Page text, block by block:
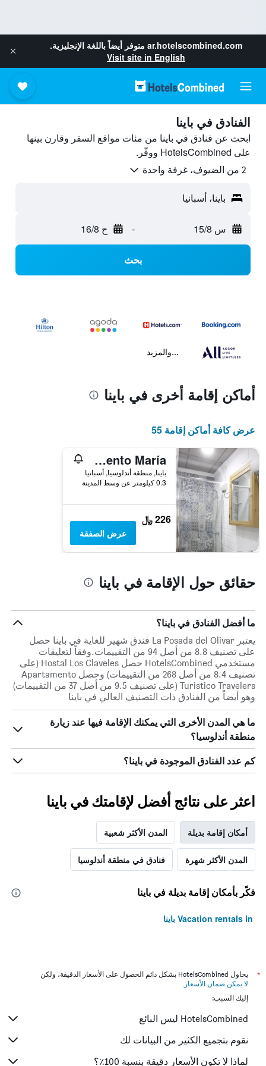
ar.hotelscombined.com متوفر أيضاً باللغة الإنجليزية.
Visit site in English
الفنادق في باينا
ابحث عن فنادق في باينا من مئات مواقع السفر وقارن بينها
على HotelsCombined ووفّر.
2 من الضيوف، غرفة واحدة
باينا، أسبانيا
س 15/8 - ح 16/8
بحث
...والمزيد
أماكن إقامة أخرى في باينا
عرض كافة أماكن إقامة 55
Apartamento María
باينا, منطقة أندلوسيا, أسبانيا
0.3 كيلومتر عن وسط المدينة
226 ﷼
عرض الصفقة
حقائق حول الإقامة في باينا
ما أفضل الفنادق في باينا؟
يعتبر La Posada del Olivar فندق شهير للغاية في باينا حصل
على تصنيف 8.8 من أصل 94 من التقييمات.وفقاً لتعليقات
مستخدمي HotelsCombined حصل Hostal Los Claveles (على
تصنيف 8.4 من أصل 268 من التقييمات) وحصل Apartamento
Turistico Travelers (على تصنيف 9.5 من أصل 37 من التقييمات)
وهو أيضاً من الفنادق ذات التصنيف العالي في باينا
ما هي المدن الأخرى التي يمكنك الإقامة فيها عند زيارة
منطقة أندلوسيا؟
كم عدد الفنادق الموجودة في باينا؟
اعثر على نتائج أفضل لإقامتك في باينا
أمكان إقامة بديلة المدن الأكثر شعبية
المدن الأكثر شهرة فنادق في منطقة أندلوسيا
فكّر بأمكان إقامة بديلة في باينا
Vacation rentals in باينا
*
يحاول HotelsCombined بشكل دائم الحصول على الأسعار الدقيقة، ولكن
لا يمكن ضمان الأسعار .
إليك السبب:
HotelsCombined ليس البائع
نقوم بتجميع الكثير من البيانات لك
لماذا لا تكون الأسعار دقيقة بنسبة 100٪؟